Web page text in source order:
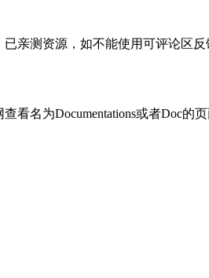
亲测资源，如不能使用可评论区
名为Documentations或者Doc的